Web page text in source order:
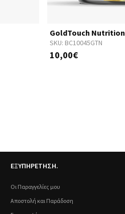
SKU: BC10045GTN
GoldTouch
10,00€
ΕΞΥΠΗΡΕΤΗΣΗ.
Οι Παραγγελίες μου
Αποστολή και Παράδοση